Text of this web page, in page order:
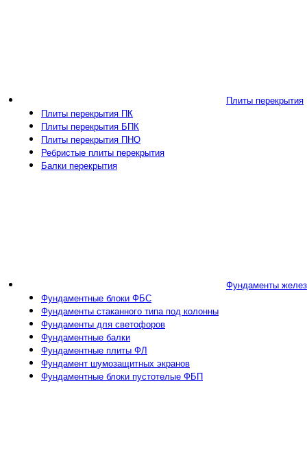
Плиты перекрытия
Плиты перекрытия ПК
Плиты перекрытия БПК
Плиты перекрытия ПНО
Ребристые плиты перекрытия
Балки перекрытия
Фундаменты
Фундаментные блоки ФБС
Фундаменты стаканного типа под колонны
Фундаменты для светофоров
Фундаментные балки
Фундаментные плиты ФЛ
Фундамент шумозащитных экранов
Фундаментные блоки пустотелые ФБП